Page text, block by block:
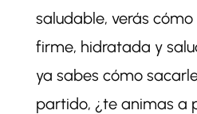
saludable, verás
firme, hidratada y
ya sabes cómo
partido, ¿te animas a